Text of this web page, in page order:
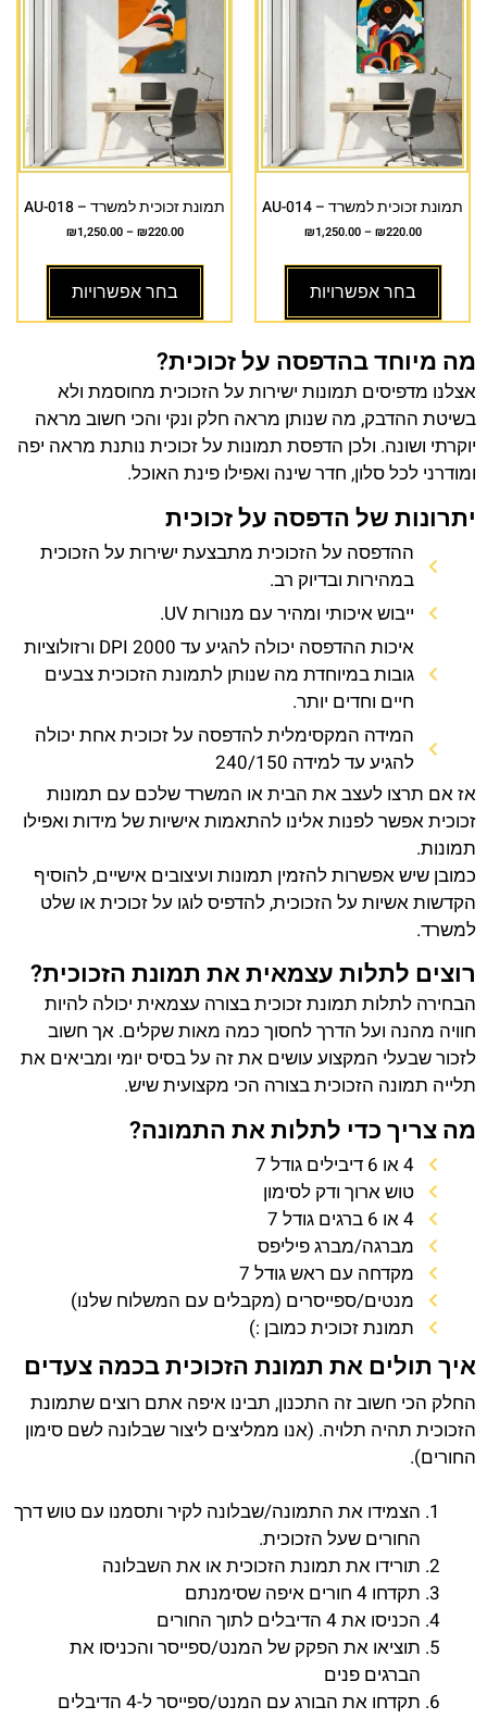
תמונת זכוכית למשרד – AU-014
₪220.00
–
₪1,250.00
בחר אפשרויות
תמונת זכוכית למשרד – AU-018
₪220.00
–
₪1,250.00
בחר אפשרויות
מה מיוחד בהדפסה על זכוכית?
אצלנו מדפיסים תמונות ישירות על הזכוכית מחוסמת ולא
בשיטת ההדבק, מה שנותן מראה חלק ונקי והכי חשוב מראה
יוקרתי ושונה. ולכן הדפסת תמונות על זכוכית נותנת מראה יפה
ומודרני לכל סלון, חדר שינה ואפילו פינת האוכל.
יתרונות של הדפסה על זכוכית
ההדפסה על הזכוכית מתבצעת ישירות על הזכוכית
במהירות ובדיוק רב.
ייבוש איכותי ומהיר עם מנורות UV.
איכות ההדפסה יכולה להגיע עד 2000 DPI ורזולוציות
גובות במיוחדת מה שנותן לתמונת הזכוכית צבעים
חיים וחדים יותר.
המידה המקסימלית להדפסה על זכוכית אחת יכולה
להגיע עד למידה 240/150
אז אם תרצו לעצב את הבית או המשרד שלכם עם תמונות
זכוכית אפשר לפנות אלינו להתאמות אישיות של מידות ואפילו
תמונות.
כמובן שיש אפשרות להזמין תמונות ועיצובים אישיים, להוסיף
הקדשות אשיות על הזכוכית, להדפיס לוגו על זכוכית או שלט
למשרד.
רוצים לתלות עצמאית את תמונת הזכוכית?
הבחירה לתלות תמונת זכוכית בצורה עצמאית יכולה להיות
חוויה מהנה ועל הדרך לחסוך כמה מאות שקלים. אך חשוב
לזכור שבעלי המקצוע עושים את זה על בסיס יומי ומביאים את
תלייה תמונה הזכוכית בצורה הכי מקצועית שיש.
מה צריך כדי לתלות את התמונה?
4 או 6 דיבילים גודל 7
טוש ארוך ודק לסימון
4 או 6 ברגים גודל 7
מברגה/מברג פיליפס
מקדחה עם ראש גודל 7
מנטים/ספייסרים (מקבלים עם המשלוח שלנו)
תמונת זכוכית כמובן :)
איך תולים את תמונת הזכוכית בכמה צעדים
החלק הכי חשוב זה התכנון, תבינו איפה אתם רוצים שתמונת
הזכוכית תהיה תלויה. (אנו ממליצים ליצור שבלונה לשם סימון
החורים).
הצמידו את התמונה/שבלונה לקיר ותסמנו עם טוש דרך
החורים שעל הזכוכית.
תורידו את תמונת הזכוכית או את השבלונה
תקדחו 4 חורים איפה שסימנתם
הכניסו את 4 הדיבלים לתוך החורים
תוציאו את הפקק של המנט/ספייסר והכניסו את
הברגים פנים
תקדחו את הבורג עם המנט/ספייסר ל-4 הדיבלים